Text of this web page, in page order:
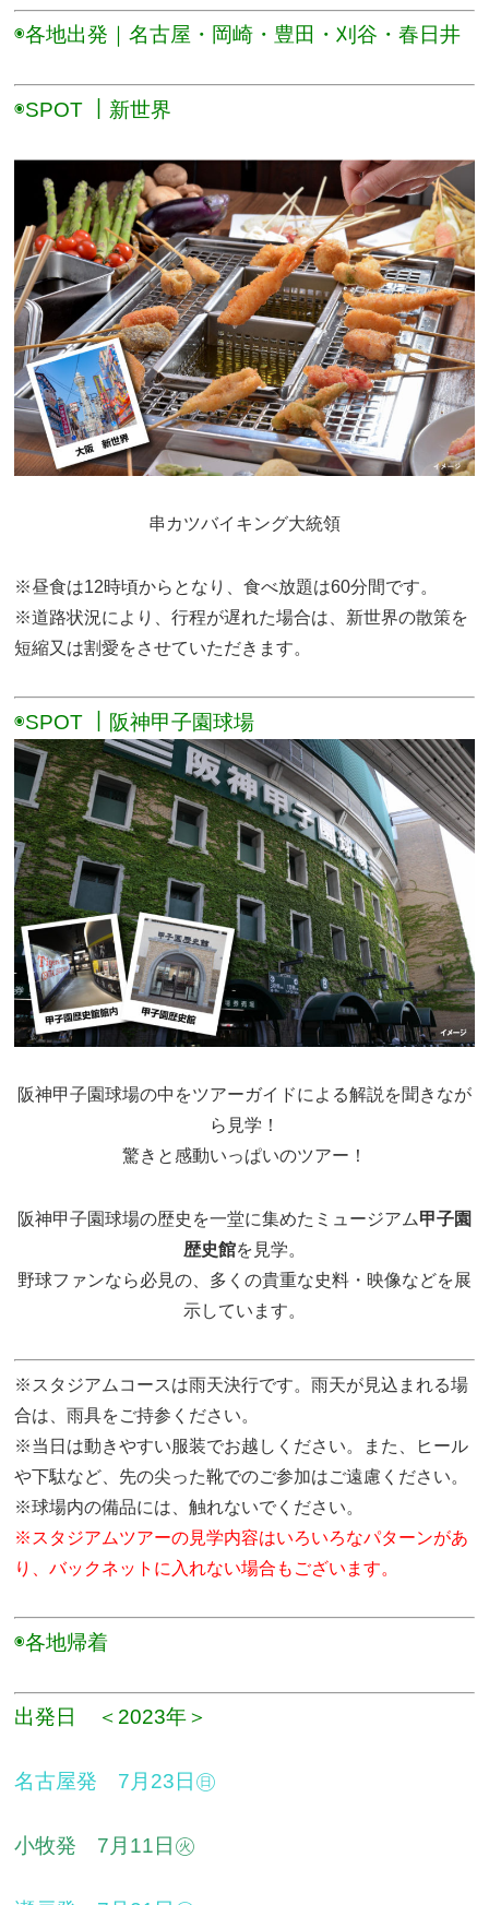
◉各地出発｜名古屋・岡崎・豊田・刈谷・春日井
◉SPOT ｜新世界
串カツバイキング大統領
※昼食は12時頃からとなり、食べ放題は60分間です。
※道路状況により、行程が遅れた場合は、新世界の散策を
短縮又は割愛をさせていただきます。
◉SPOT ｜阪神甲子園球場
阪神甲子園球場の中をツアーガイドによる解説を聞きなが
ら見学！
驚きと感動いっぱいのツアー ！
阪神甲子園球場の歴史 を一堂に集めたミュージアム甲子園
歴史館を見学。
野球ファンなら必見の、多くの貴重な史料・映像などを展
示しています。
※スタジアムコースは雨天決行です。雨天が見込まれる場
合は、雨具をご持参ください。
※当日は動きやすい服装でお越しください。また、ヒール
や下駄など、先の尖った靴でのご参加はご遠慮ください。
※球場内の備品には、触れないでください。
※スタジアムツアーの見学内容はいろいろなパターンがあ
り、バックネットに入れない場合もございます。
◉各地帰着
出発日 ＜2023年＞
名古屋発 7月23日㊐
小牧発 7月11日㊋